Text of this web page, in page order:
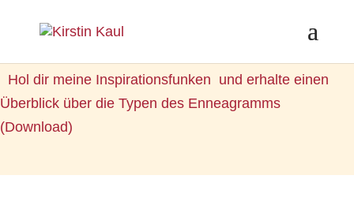
Hol dir meine Inspirationsfunken und erhalte einen
Überblick über die Typen des Enneagramms
(Download)